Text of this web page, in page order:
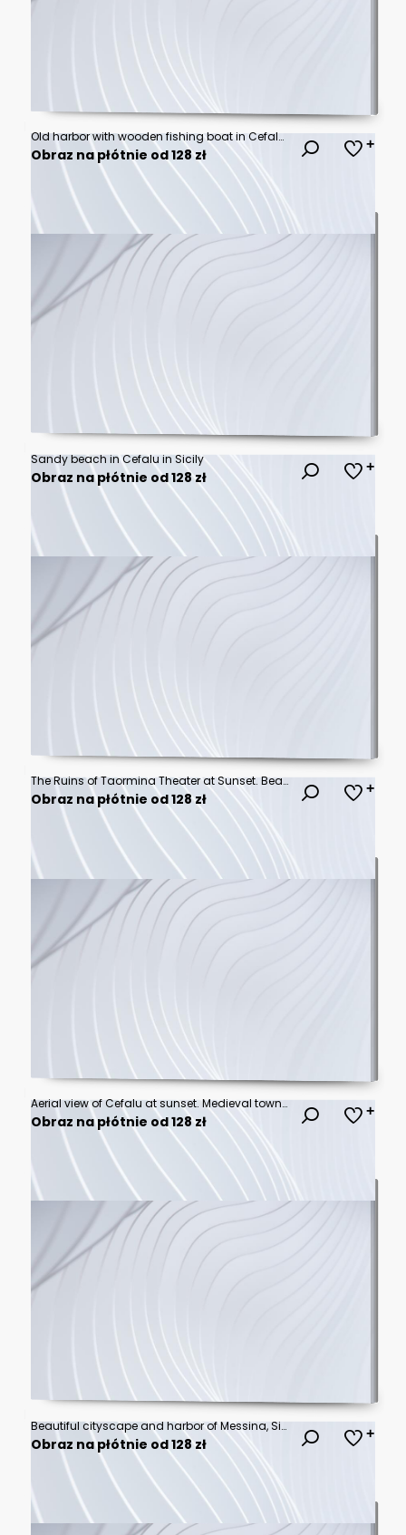
Old harbor with wooden fishing boat in Cefalu, Sicily
Obraz na płótnie od 128 zł
Sandy beach in Cefalu in Sicily
Obraz na płótnie od 128 zł
The Ruins of Taormina Theater at Sunset. Beautiful travel photo, colorful image of Sicily.
Obraz na płótnie od 128 zł
Aerial view of Cefalu at sunset. Medieval town on Sicily island, Italy. Seashore village with sandy beach, sea, historic buildings and mountains. Popular tourist attraction in Province of Palermo
Obraz na płótnie od 128 zł
Beautiful cityscape and harbor of Messina, Sicily, Italy
Obraz na płótnie od 128 zł